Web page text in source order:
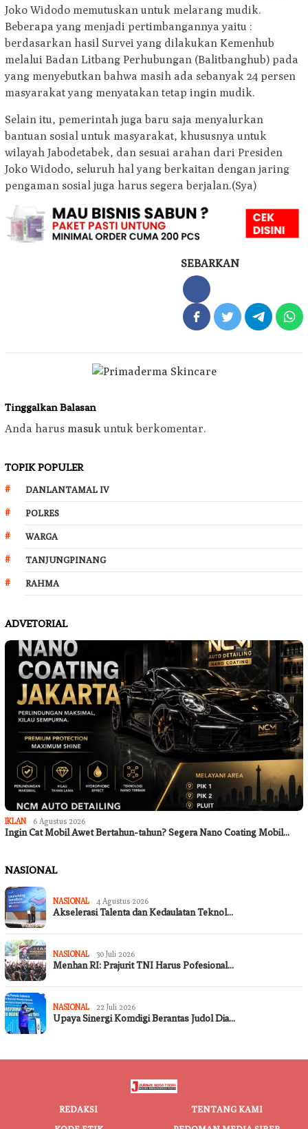
Joko Widodo memutuskan untuk melarang mudik.
Beberapa yang menjadi pertimbangannya yaitu :
berdasarkan hasil Survei yang dilakukan Kemenhub
melalui Badan Litbang Perhubungan (Balitbanghub) pada
yang menyebutkan bahwa masih ada sebanyak 24 persen
masyarakat yang menyatakan tetap ingin mudik.
Selain itu, pemerintah juga baru saja menyalurkan
bantuan sosial untuk masyarakat, khususnya untuk
wilayah Jabodetabek, dan sesuai arahan dari Presiden
Joko Widodo, seluruh hal yang berkaitan dengan jaring
pengaman sosial juga harus segera berjalan.(Sya)
SEBARKAN
Tinggalkan Balasan
Anda harus masuk untuk berkomentar.
TOPIK POPULER
DANLANTAMAL IV
POLRES
WARGA
TANJUNGPINANG
RAHMA
ADVETORIAL
IKLAN 6 Agustus 2026
Ingin Cat Mobil Awet Bertahun-tahun? Segera Nano Coating Mobil…
NASIONAL
NASIONAL 4 Agustus 2026
Akselerasi Talenta dan Kedaulatan Teknol…
NASIONAL 30 Juli 2026
Menhan RI: Prajurit TNI Harus Pofesional…
NASIONAL 22 Juli 2026
Upaya Sinergi Komdigi Berantas Judol Dia…
REDAKSI
TENTANG KAMI